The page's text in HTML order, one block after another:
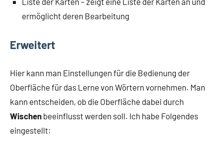
ermöglicht deren Bearbeitung
Erweitert
Hier kann man Einstellungen für die Bedienung der
Oberfläche für das Lerne von Wörtern vornehmen. Man
kann entscheiden, ob die Oberfläche dabei durch
Wischen beeinflusst werden soll. Ich habe Folgendes
eingestellt: